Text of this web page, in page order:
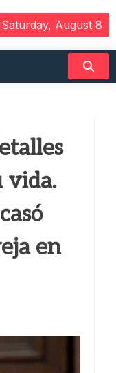
Saturday, August 8
vida.
en